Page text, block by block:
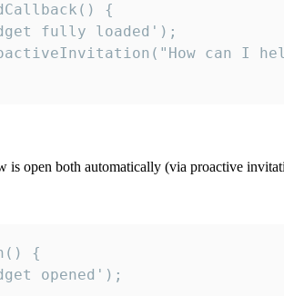
{
fully loaded');
can I
is open both automatically (via proactive
{
opened');